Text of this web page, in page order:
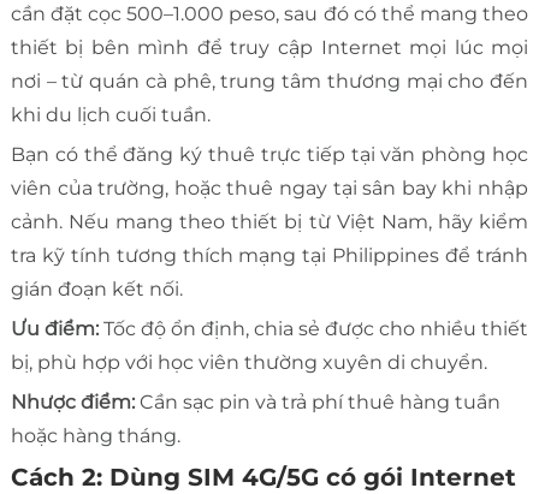
cần đặt cọc 500–1.000 peso, sau đó có thể mang theo
thiết bị bên mình để truy cập Internet mọi lúc mọi
nơi – từ quán cà phê, trung tâm thương mại cho đến
khi du lịch cuối tuần.
Bạn có thể đăng ký thuê trực tiếp tại văn phòng học
viên của trường, hoặc thuê ngay tại sân bay khi nhập
cảnh. Nếu mang theo thiết bị từ Việt Nam, hãy kiểm
tra kỹ tính tương thích mạng tại Philippines để tránh
gián đoạn kết nối.
Ưu điểm: Tốc độ ổn định, chia sẻ được cho nhiều thiết
bị, phù hợp với học viên thường xuyên di chuyển.
Nhược điểm:Cần sạc pin và trả phí thuê hàng tuần
hoặc hàng tháng.
Cách 2: Dùng SIM 4G/5G có gói Internet